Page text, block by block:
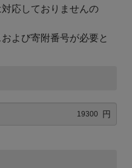
応しておりませんの
よび寄附番号が必要と
円